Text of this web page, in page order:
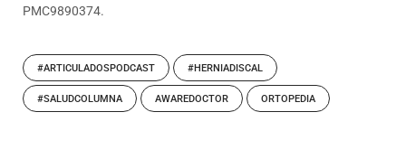
PMC9890374.
#ARTICULADOSPODCAST #HERNIADISCAL
#SALUDCOLUMNA AWAREDOCTOR ORTOPEDIA